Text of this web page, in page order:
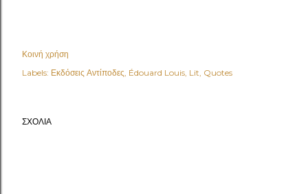
Κοινή χρήση
Labels: Εκδόσεις Αντίποδες Édouard Louis Lit Quotes
ΣΧΌΛΙΑ